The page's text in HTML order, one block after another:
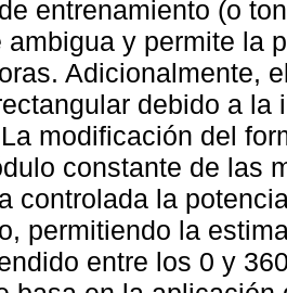
entrenamiento (o
ambigua y permite la
Adicionalmente,
debido a la
modificación del
constante de las
controlada la
permitiendo la
entre los 0 y